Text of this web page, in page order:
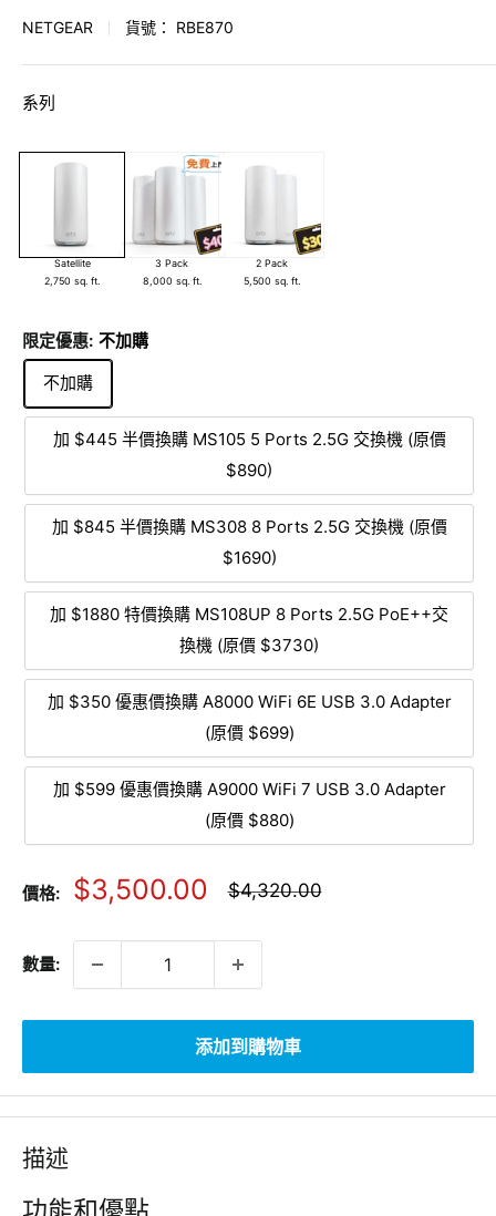
NETGEAR 貨號： RBE870
系列
3 Pack
8,000 sq. ft.
2 Pack
5,500 sq. ft.
Satellite
2,750 sq. ft.
限定優惠: 不加購
不加購
加 $445 半價換購 MS105 5 Ports 2.5G 交換機 (原價
$890)
加 $845 半價換購 MS308 8 Ports 2.5G 交換機 (原價
$1690)
加 $1880 特價換購 MS108UP 8 Ports 2.5G PoE++交
換機 (原價 $3730)
加 $350 優惠價換購 A8000 WiFi 6E USB 3.0 Adapter
(原價 $699)
加 $599 優惠價換購 A9000 WiFi 7 USB 3.0 Adapter
(原價 $880)
價格:
銷
價
格
$3,500.00
正
格
$4,320.00
數量:
添加到購物車
描述